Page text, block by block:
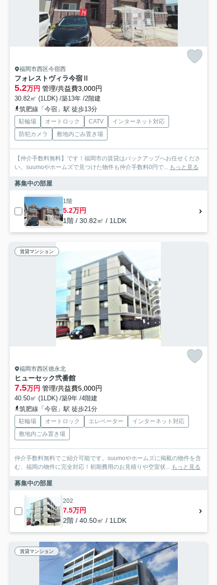
福岡市西区今宿西
フォレストヴィラ今宿Ⅱ
5.2万円 管理/共益費3,000円
30.82㎡ (1LDK) /築13年 /2階建
筑肥線「今宿」駅 徒歩13分
駐輪場 オートロック CATV
インターネット対応
防犯カメラ
敷地内ごみ置き場
【仲介手数料無料】です！福岡市の賃貸はバックアップへお任せくださ
い。suumoやホームズで見つけた物件も仲介手数料0円で... もっと見る
募集中の部屋
1階
5.2万円
1階 / 30.82㎡ / 1LDK
賃貸マンション
福岡市西区徳永北
ヒューセック弐番館
7.5万円 管理/共益費5,000円
40.50㎡ (1LDK) /築9年 /4階建
筑肥線「今宿」駅 徒歩21分
駐輪場 オートロック エレベーター
インターネット対応
敷地内ごみ置き場
仲介手数料無料でご紹介可能です。suumoやホームズに掲載の物件を含
む、福岡の物件に完全対応！初期費用のお見積りや空室状... もっと見る
募集中の部屋
202
7.5万円
2階 / 40.50㎡ / 1LDK
賃貸マンション